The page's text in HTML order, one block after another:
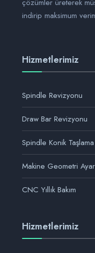
çözümler üreterek
indirip maksimum
Hizmetlerimiz
Spindle Revizyonu
Draw Bar Revizyonu
Spindle Konik Taşlama
Makine Geometri
CNC Yıllık Bakım
Hizmetlerimiz